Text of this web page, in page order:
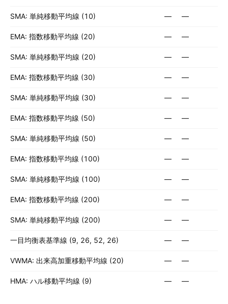
SMA: 単純移動平均線 (10) — —
EMA: 指数移動平均線 (20) — —
SMA: 単純移動平均線 (20) — —
EMA: 指数移動平均線 (30) — —
SMA: 単純移動平均線 (30) — —
EMA: 指数移動平均線 (50) — —
SMA: 単純移動平均線 (50) — —
EMA: 指数移動平均線 (100) — —
SMA: 単純移動平均線 (100) — —
EMA: 指数移動平均線 (200) — —
SMA: 単純移動平均線 (200) — —
一目均衡表基準線 (9, 26, 52, 26) — —
VWMA: 出来高加重移動平均線 (20) — —
HMA: ハル移動平均線 (9) — —